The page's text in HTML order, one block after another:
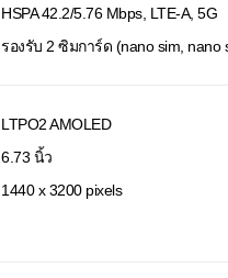
HSPA 42.2/5.76 Mbps, LTE-A, 5G
รองรับ 2 ซิมการ์ด (nano sim, nano
LTPO2 AMOLED
6.73 นิ้ว
1440 x 3200 pixels